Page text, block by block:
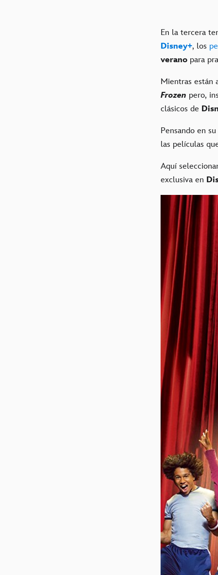
En la tercera
Disney+, los
verano para
Mientras están
Frozen pero,
clásicos de
Pensando en
las películas
Aquí
exclusiva en